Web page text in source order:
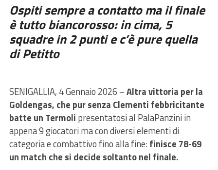
Ospiti sempre a contatto ma il finale
è tutto biancorosso: in cima, 5
squadre in 2 punti e c’è pure quella
di Petitto
SENIGALLIA, 4 Gennaio 2026 –Altra vittoria per la
Goldengas, che pur senza Clementi febbricitante
batte un Termoli presentatosi al PalaPanzini in
appena 9 giocatori ma con diversi elementi di
categoria e combattivo fino alla fine:finisce 78-69
un match che si decide soltanto nel finale.